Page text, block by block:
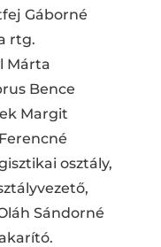
Gáborné
rtg.
Márta
Bence
Margit
osztály,
Sándorné